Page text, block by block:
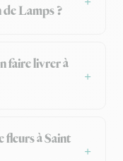
Lamps ?
faire livrer à
fleurs à Saint